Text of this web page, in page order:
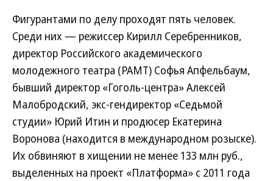
Фото: Коммерсантъ / Эмин Джафаров/ купить фото
Фигурантами по делу проходят пять человек.
Среди них — режиссер Кирилл Серебренников,
директор Российского академического
молодежного театра (РАМТ) Софья Апфельбаум,
бывший директор «Гоголь-центра» Алексей
Малобродский, экс-гендиректор «Седьмой
студии» Юрий Итин и продюсер Екатерина
Воронова (находится в международном розыске).
Их обвиняют в хищении не менее 133 млн руб.,
выделенных на проект «Платформа» с 2011 года